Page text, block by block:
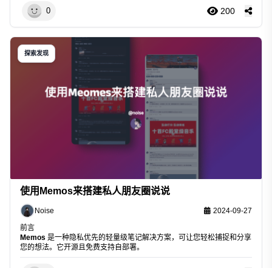
0 200
探索发现
使用Memos来搭建私人朋友圈说说
Noise
2024-09-27
前言
Memos 是一种隐私优先的轻量级笔记解决方案，可让您轻松捕捉和分享
您的想法。它开源且免费支持自部署。